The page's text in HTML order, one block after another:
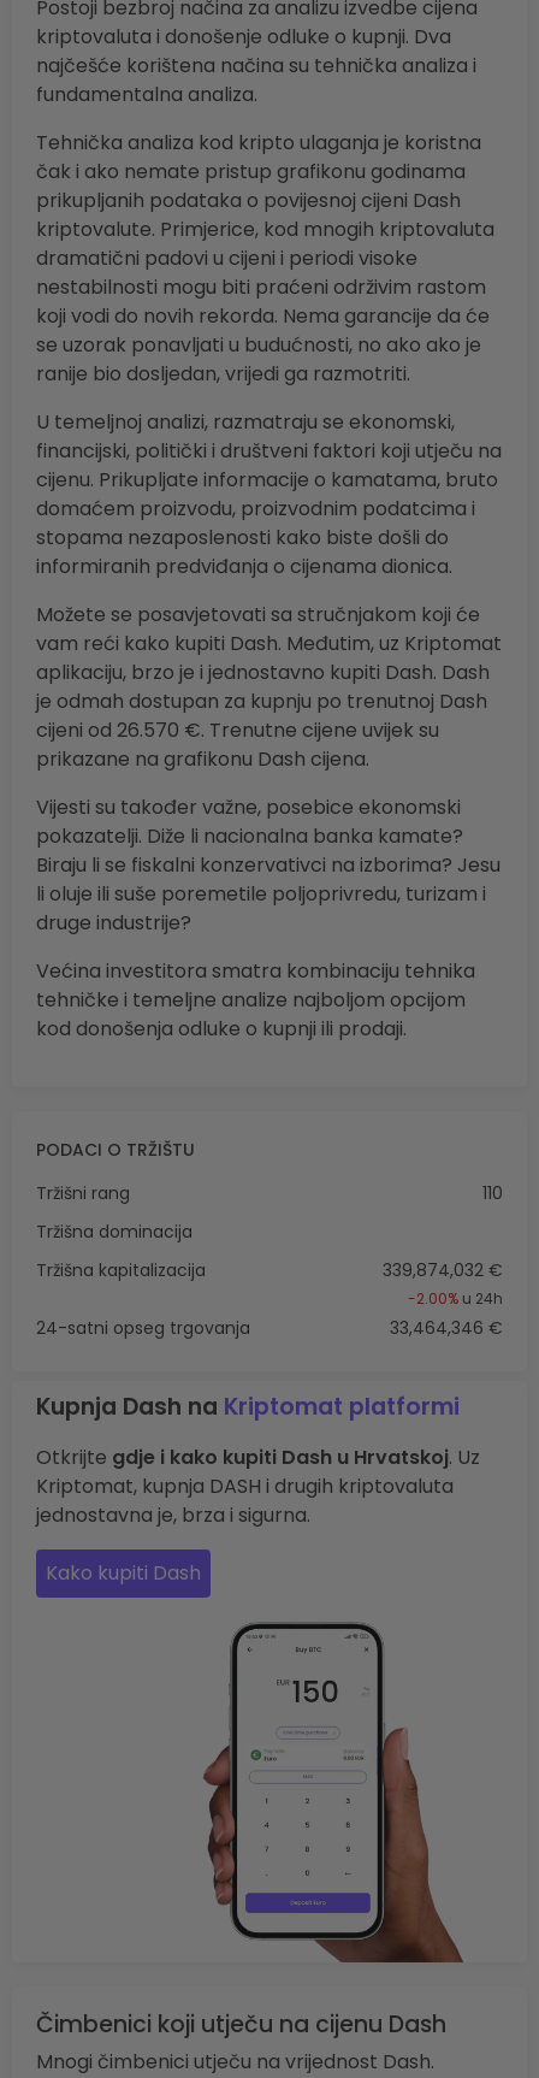
Postoji bezbroj načina za analizu izvedbe cijena
kriptovaluta i donošenje odluke o kupnji. Dva
najčešće korištena načina su tehnička analiza i
fundamentalna analiza.
Tehnička analiza kod kripto ulaganja je koristna
čak i ako nemate pristup grafikonu godinama
prikupljanih podataka o povijesnoj cijeni Dash
kriptovalute. Primjerice, kod mnogih kriptovaluta
dramatični padovi u cijeni i periodi visoke
nestabilnosti mogu biti praćeni održivim rastom
koji vodi do novih rekorda. Nema garancije da će
se uzorak ponavljati u budućnosti, no ako ako je
ranije bio dosljedan, vrijedi ga razmotriti.
U temeljnoj analizi, razmatraju se ekonomski,
financijski, politički i društveni faktori koji utječu na
cijenu. Prikupljate informacije o kamatama, bruto
domaćem proizvodu, proizvodnim podatcima i
stopama nezaposlenosti kako biste došli do
informiranih predviđanja o cijenama dionica.
Možete se posavjetovati sa stručnjakom koji će
vam reći kako kupiti Dash. Međutim, uz Kriptomat
aplikaciju, brzo je i jednostavno kupiti Dash. Dash
je odmah dostupan za kupnju po trenutnoj Dash
cijeni od 26.570 €. Trenutne cijene uvijek su
prikazane na grafikonu Dash cijena.
Vijesti su također važne, posebice ekonomski
pokazatelji. Diže li nacionalna banka kamate?
Biraju li se fiskalni konzervativci na izborima? Jesu
li oluje ili suše poremetile poljoprivredu, turizam i
druge industrije?
Većina investitora smatra kombinaciju tehnika
tehničke i temeljne analize najboljom opcijom
kod donošenja odluke o kupnji ili prodaji.
PODACI O TRŽIŠTU
Tržišni rang
110
Tržišna dominacija
Tržišna kapitalizacija
339,874,032 €
-2.00% u 24h
24-satni opseg trgovanja 33,464,346 €
Kupnja Dash na Kriptomat platformi
Otkrijte gdje i kako kupiti Dash u Hrvatskoj. Uz
Kriptomat, kupnja DASH i drugih kriptovaluta
jednostavna je, brza i sigurna.
Kako kupiti Dash
Čimbenici koji utječu na cijenu Dash
Mnogi čimbenici utječu na vrijednost Dash.